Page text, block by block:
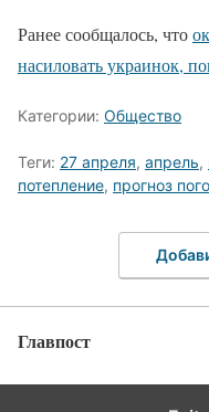
Ранее сообщалось, что
насиловать украинок,
Категории: Общество
Теги: 27 апреля, апрель,
потепление, прогноз
Главпост